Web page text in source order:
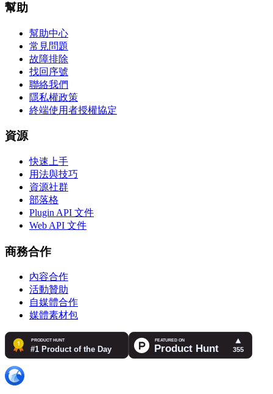
幫助
幫助中心
常見問題
故障排除
找回序號
聯絡我們
隱私權政策
終端使用者授權協定
資源
快速上手
用法與技巧
資源社群
部落格
Plugin API 文件
Web API 文件
商務合作
內容合作
活動贊助
自媒體合作
媒體素材包